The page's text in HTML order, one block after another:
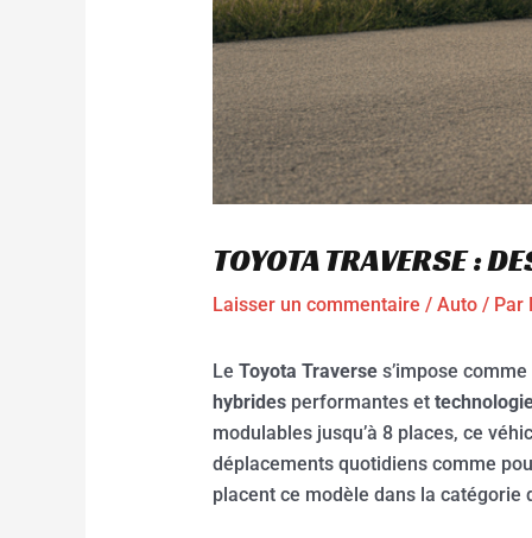
TOYOTA TRAVERSE :
Laisser un commentaire / Auto/ Par
Le Toyota Traverses’impose
hybridesperformantes et
modulables jusqu’à 8 places, ce
déplacements quotidiens comme
placent ce modèle dans la